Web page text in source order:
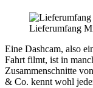
Lieferumfang
Eine Dashcam, also
Fahrt filmt, ist in
Zusammenschnitte
& Co. kennt wohl